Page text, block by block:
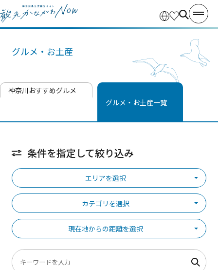
グルメ・お土産
神奈川おすすめグルメ
グルメ・お土産一覧
条件を指定して絞り込み
エリアを選択
カテゴリを選択
現在地からの距離を選択